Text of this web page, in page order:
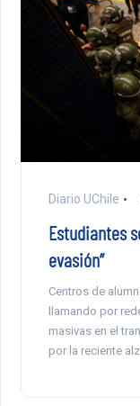
Diario UChile
Estudiantes
evasión”
Centros de
llamando por
masivas en el
por la reciente